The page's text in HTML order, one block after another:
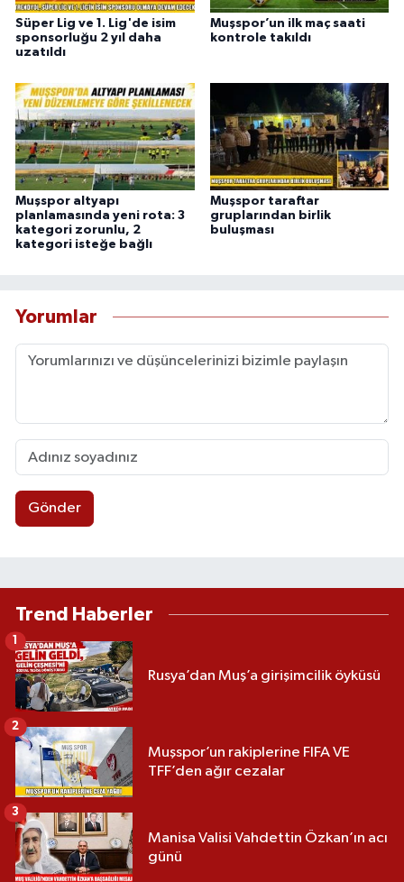
Süper Lig ve 1. Lig'de isim
sponsorluğu 2 yıl daha
uzatıldı
Muşspor’un ilk maç saati
kontrole takıldı
Muşspor altyapı
planlamasında yeni rota: 3
kategori zorunlu, 2
kategori isteğe bağlı
Muşspor taraftar
gruplarından birlik
buluşması
Yorumlar
Gönder
Trend Haberler
Rusya’dan Muş’a girişimcilik öyküsü
1
Muşspor’un rakiplerine FIFA VE
TFF’den ağır cezalar
2
Manisa Valisi Vahdettin Özkan’ın acı
günü
3